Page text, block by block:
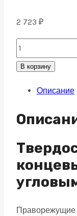
2 723 ₽
Концевая
фреза
угловым
зуба,
HRC
45,
удлиненная
В корзину
Описание
Праворежущие